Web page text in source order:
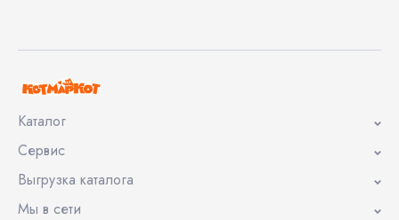
Каталог
Сервис
Выгрузка каталога
Мы в сети